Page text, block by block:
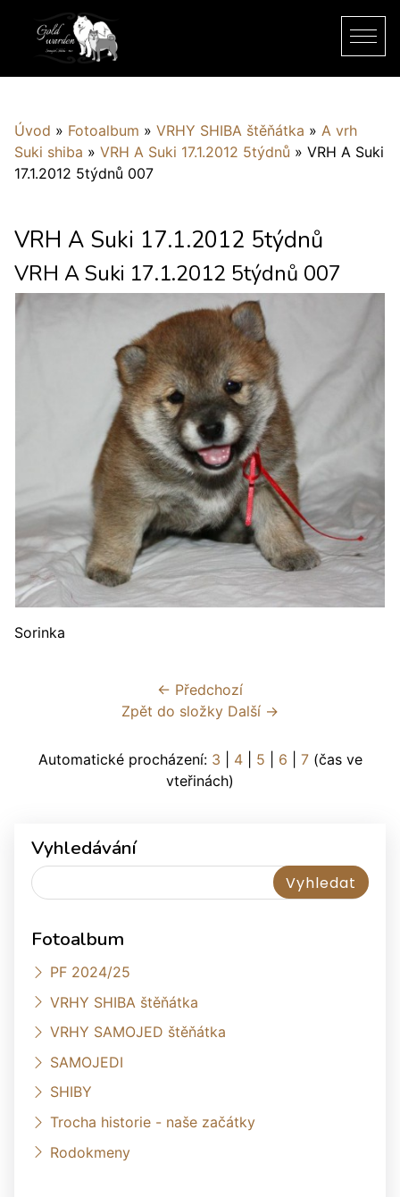
Úvod » Fotoalbum » VRHY SHIBA štěňátka » A vrh
Suki shiba » VRH A Suki 17.1.2012 5týdnů » VRH A Suki
17.1.2012 5týdnů 007
VRH A Suki 17.1.2012 5týdnů
VRH A Suki 17.1.2012 5týdnů 007
Sorinka
← Předchozí
Zpět do složky Další →
Automatické procházení: 3 4| 5 6 7(čas ve
vteřinách)
Vyhledávání
Fotoalbum
PF 2024/25
VRHY SHIBA štěňátka
VRHY SAMOJED štěňátka
SAMOJEDI
SHIBY
Trocha historie - naše začátky
Rodokmeny